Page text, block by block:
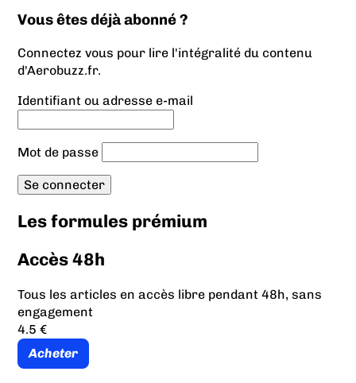
Vous êtes déjà abonné ?
Connectez vous pour lire l'intégralité du contenu
d'Aerobuzz.fr.
Identifiant ou adresse e-mail
Mot de passe
Les formules prémium
Accès 48h
Tous les articles en accès libre pendant 48h, sans
engagement
4.5 €
Acheter